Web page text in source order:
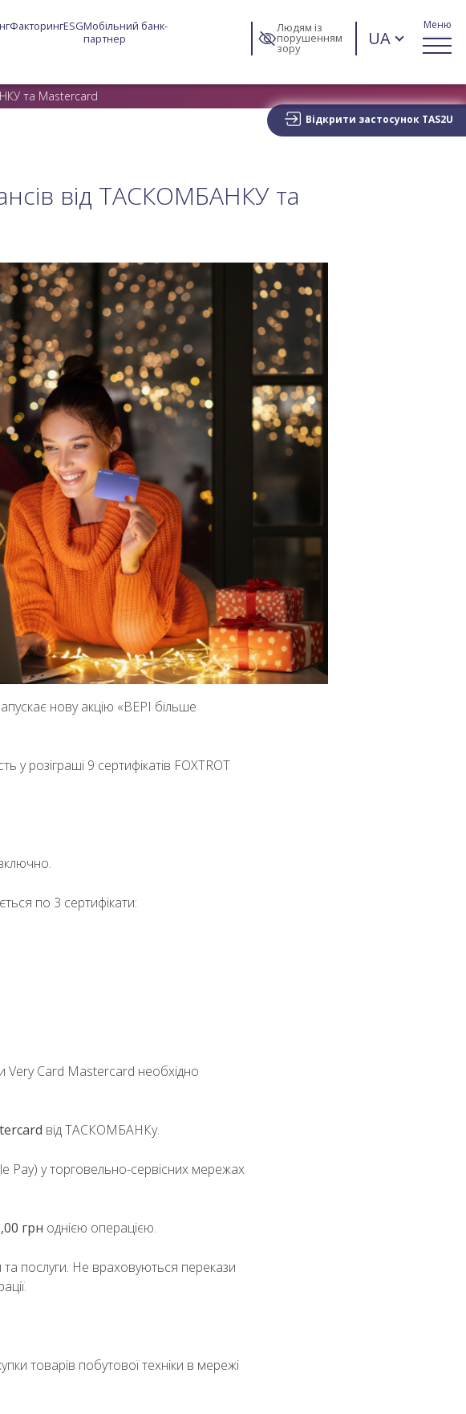
ФакторингESGМобільний банк-
партнер
Людям із
порушенням
зору UA
Відкрити застосунок TAS2U
Меню
та Mastercard
від ТАСКОМБАНКУ та
нову акцію «ВЕРІ більше
розіграші 9 сертифікатів FOXTROT
по 3 сертифікати:
Very Card Mastercard необхідно
від ТАСКОМБАНКу.
Pay) у торговельно-сервісних мережах
грн однією операцією.
послуги. Не враховуються перекази
товарів побутової техніки в мережі